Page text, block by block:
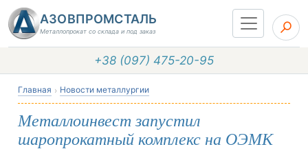
АЗОВПРОМСТАЛЬ
Металлопрокат со склада и под заказ
+38 (097) 475-20-95
Главная Новости металлургии
Металлоинвест запустил
шаропрокатный комплекс на ОЭМК